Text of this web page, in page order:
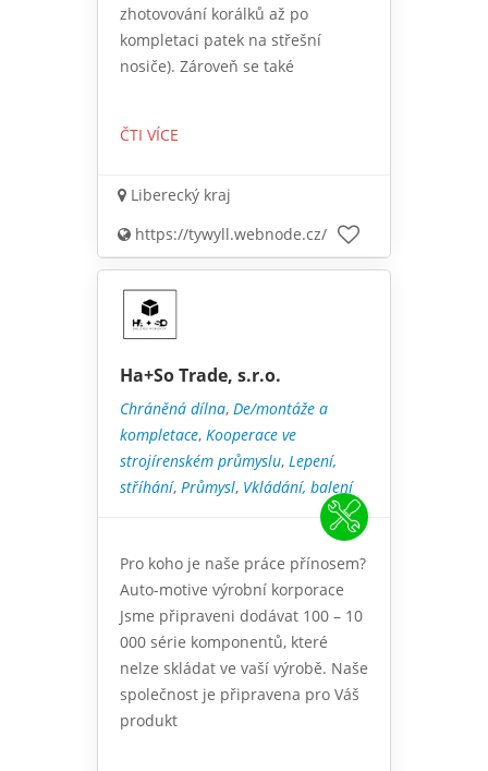
zhotovování korálků až po
kompletaci patek na střešní
nosiče). Zároveň se také
ČTI VÍCE
Liberecký kraj
https://tywyll.webnode.cz/
Ha+So Trade, s.r.o.
Chráněná dílna, De/montáže a
kompletace, Kooperace ve
strojírenském průmyslu, Lepení,
stříhání, Průmysl, Vkládání, balení
Pro koho je naše práce přínosem?
Auto-motive výrobní korporace
Jsme připraveni dodávat 100 – 10
000 série komponentů, které
nelze skládat ve vaší výrobě. Naše
společnost je připravena pro Váš
produkt